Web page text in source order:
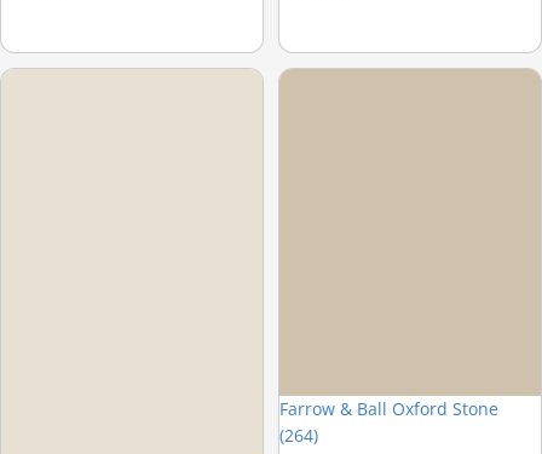
Farrow & Ball Slipper Satin (2004) Farrow & Ball Oxford Stone (264)
Farrow & Ball Oxford Stone
(264)